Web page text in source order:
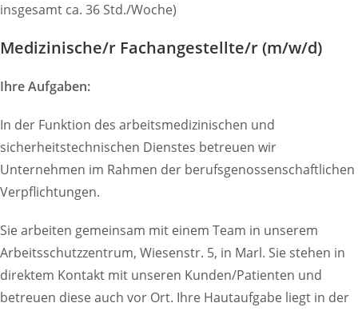
insgesamt ca. 36 Std./Woche)
Medizinische/r Fachangestellte/r (m/w/d)
Ihre Aufgaben:
In der Funktion des arbeitsmedizinischen und
sicherheitstechnischen Dienstes betreuen wir
Unternehmen im Rahmen der berufsgenossenschaftlichen
Verpflichtungen.
Sie arbeiten gemeinsam mit einem Team in unserem
Arbeitsschutzzentrum, Wiesenstr. 5, in Marl. Sie stehen in
direktem Kontakt mit unseren Kunden/Patienten und
betreuen diese auch vor Ort. Ihre Hautaufgabe liegt in der